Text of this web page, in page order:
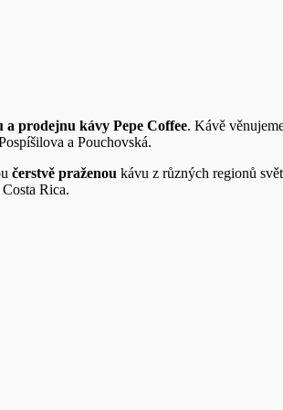
prodejnu kávy Pepe Coffee. Kávě
a Pouchovská.
čerstvě praženou kávu z různých regionů
Rica.